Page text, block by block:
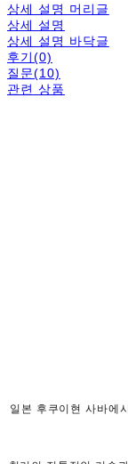
상세 설명 머리글
상세 설명
상세 설명 바닥글
후기(0)
질문(10)
관련 상품
일본 후쿠이현 사바에